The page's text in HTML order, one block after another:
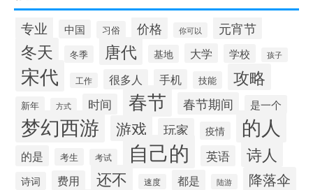
专业 中国 习俗 价格 你可以 元宵节
冬天 冬季 唐代 基地 大学 学校 孩子
宋代 工作 很多人 手机 技能 攻略
新年 方式 时间 春节 春节期间 是一个
梦幻西游 游戏 玩家 疫情 的人
的是 考生 考试 自己的 英语 诗人
诗词 费用 还不 速度 都是 陆游 降落伞